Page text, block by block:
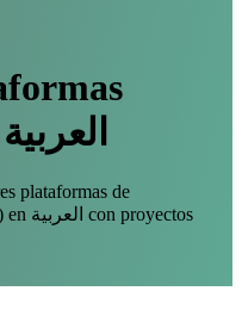
crowdfunding en العربية
plataformas de
crowdfunding (financiación colectiva) en العربية con proyectos